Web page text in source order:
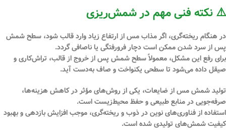
⚠️ نکته فنی مهم در شمش‌ریزی
در هنگام ریخته‌گری، اگر مذاب مس از ارتفاع زیاد وارد قالب شود، سطح شمش
پس از سرد شدن ممکن است دچارفرورفتگی یا ناصافیگردد.
برای رفع این مشکل، معمولاً سطح شمش پس از خروج از قالب، تراش‌کاری و
صیقل داده می‌شود تا سطحی یکنواخت و صاف به‌دست آید.
تولید شمش مس از ضایعات، یکی از روش‌های مؤثر در کاهش هزینه‌ها،
صرفه‌جویی در منابع طبیعی و حفظ محیط‌زیست است.
استفاده از فناوری‌های نوین در ذوب و ریخته‌گری، موجب افزایش بازدهی و بهبود
کیفیت شمش‌های تولیدی شده است.